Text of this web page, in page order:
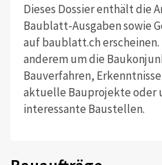
Dieses Dossier enthält die
Baublatt-Ausgaben sowie
auf baublatt.ch
anderem um die
Bauverfahren,
aktuelle Bauprojekte oder
interessante Baustellen.